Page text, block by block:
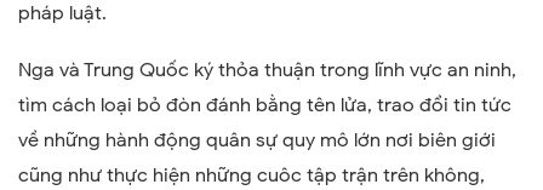
pháp luật.
Nga và Trung Quốc ký thỏa thuận trong lĩnh vực an ninh,
tìm cách loại bỏ đòn đánh bằng tên lửa, trao đổi tin tức
về những hành động quân sự quy mô lớn nơi biên giới
cũng như thực hiện những cuôc tập trận trên không,